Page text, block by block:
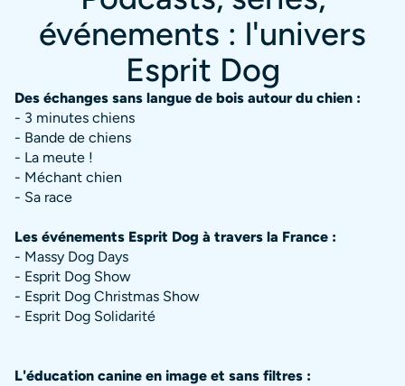
événements : l'univers
Esprit Dog
Des échanges sans langue de bois autour du chien :
- 3 minutes chiens
- Bande de chiens
- La meute !
- Méchant chien
- Sa race
Les événements Esprit Dog à travers la France :
- Massy Dog Days
- Esprit Dog Show
- Esprit Dog Christmas Show
- Esprit Dog Solidarité
L'éducation canine en image et sans filtres :